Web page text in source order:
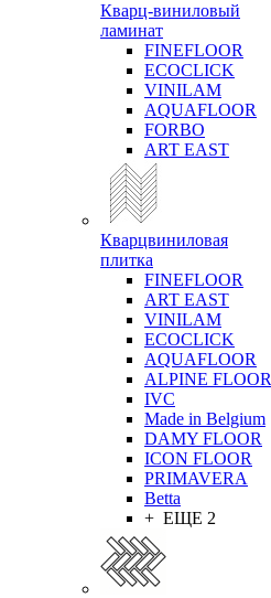
Кварц-виниловый
ламинат
FINEFLOOR
ECOCLICK
VINILAM
AQUAFLOOR
FORBO
ART EAST
Кварцвиниловая
плитка
FINEFLOOR
ART EAST
VINILAM
ECOCLICK
AQUAFLOOR
ALPINE FLOOR
IVC
Made in Belgium
DAMY FLOOR
ICON FLOOR
PRIMAVERA
Betta
+ ЕЩЕ 2